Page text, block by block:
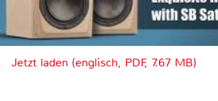
Jetzt laden (englisch, PDF, 7.67 MB)